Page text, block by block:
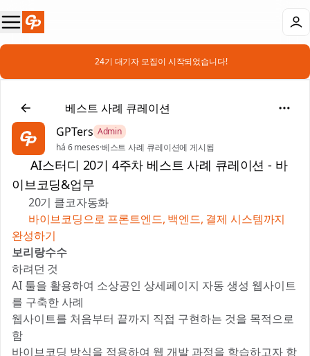
📣 24기 대기자 모집이 시작되었습니다!
🏆베스트 사례 큐레이션
GPTers Admin
há 6 meses·베스트 사례 큐레이션에 게시됨
🏆 AI스터디 20기 4주차 베스트 사례 큐레이션 - 바
이브코딩&업무
📚 20기 클코자동화
바이브코딩으로 프론트엔드, 백엔드, 결제 시스템까지
완성하기
보리랑수수
하려던 것 📝
AI 툴을 활용하여 소상공인 상세페이지 자동 생성 웹사이트
를 구축한 사례
웹사이트를 처음부터 끝까지 직접 구현하는 것을 목적으로
함
바이브코딩 방식을 적용하여 웹 개발 과정을 학습하고자 함